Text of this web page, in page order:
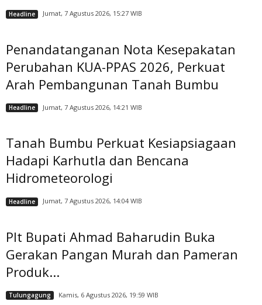
Headline Jumat, 7 Agustus 2026, 15:27 WIB
Penandatanganan Nota Kesepakatan
Perubahan KUA-PPAS 2026, Perkuat
Arah Pembangunan Tanah Bumbu
Headline Jumat, 7 Agustus 2026, 14:21 WIB
Tanah Bumbu Perkuat Kesiapsiagaan
Hadapi Karhutla dan Bencana
Hidrometeorologi
Headline Jumat, 7 Agustus 2026, 14:04 WIB
Plt Bupati Ahmad Baharudin Buka
Gerakan Pangan Murah dan Pameran
Produk...
Tulungagung Kamis, 6 Agustus 2026, 19:59 WIB